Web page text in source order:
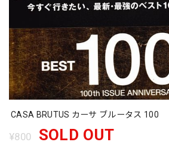
CASA BRUTUS カーサ ブルータス 100
¥800 SOLD OUT